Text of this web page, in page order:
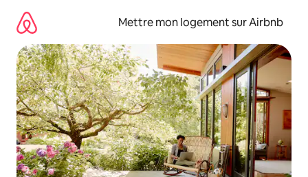
directement
contenu
Mettre mon logement sur Airbnb